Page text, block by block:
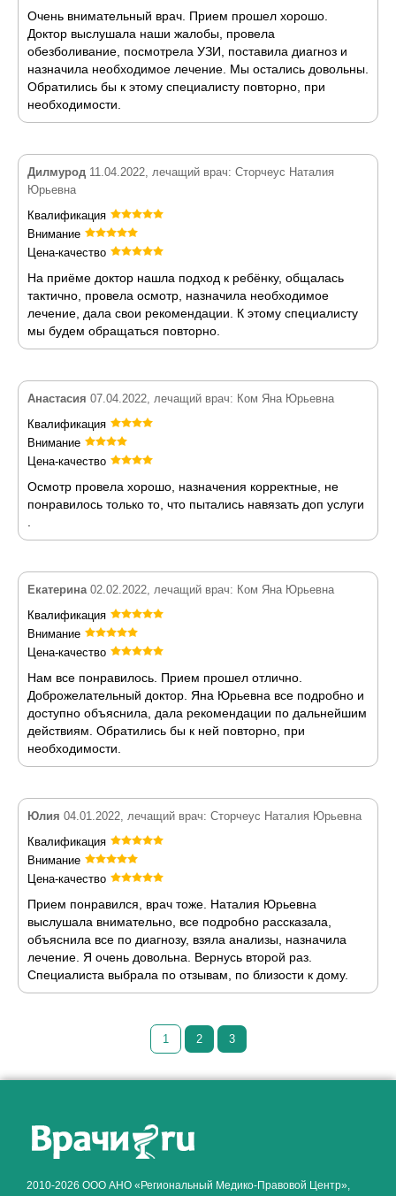
Очень внимательный врач. Прием прошел хорошо.
Доктор выслушала наши жалобы, провела
обезболивание, посмотрела УЗИ, поставила диагноз и
назначила необходимое лечение. Мы остались довольны.
Обратились бы к этому специалисту повторно, при
необходимости.
Дилмурод 11.04.2022, лечащий врач: Сторчеус Наталия
Юрьевна
Квалификация
Внимание
Цена-качество
На приёме доктор нашла подход к ребёнку, общалась
тактично, провела осмотр, назначила необходимое
лечение, дала свои рекомендации. К этому специалисту
мы будем обращаться повторно.
Анастасия 07.04.2022, лечащий врач: Ком Яна Юрьевна
Квалификация
Внимание
Цена-качество
Осмотр провела хорошо, назначения корректные, не
понравилось только то, что пытались навязать доп услуги
Екатерина02.02.2022, лечащий врач: Ком Яна Юрьевна
Квалификация
Внимание
Цена-качество
Нам все понравилось. Прием прошел отлично.
Доброжелательный доктор. Яна Юрьевна все подробно и
доступно объяснила, дала рекомендации по дальнейшим
действиям. Обратились бы к ней повторно, при
необходимости.
Юлия 04.01.2022, лечащий врач: Сторчеус Наталия Юрьевна
Квалификация
Внимание
Цена-качество
Прием понравился, врач тоже. Наталия Юрьевна
выслушала внимательно, все подробно рассказала,
объяснила все по диагнозу, взяла анализы, назначила
лечение. Я очень довольна. Вернусь второй раз.
Специалиста выбрала по отзывам, по близости к дому.
1 2 3
2010-2026 ООО АНО «Региональный Медико-Правовой Центр»,